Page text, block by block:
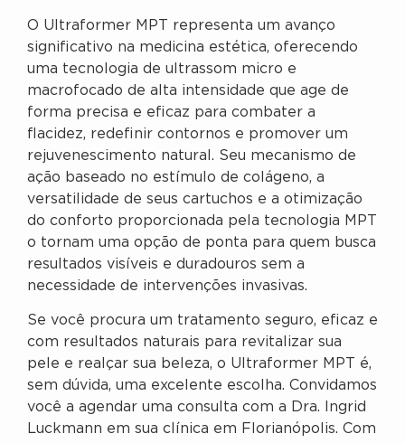
O Ultraformer MPT representa um avanço
significativo na medicina estética, oferecendo
uma tecnologia de ultrassom micro e
macrofocado de alta intensidade que age de
forma precisa e eficaz para combater a
flacidez, redefinir contornos e promover um
rejuvenescimento natural. Seu mecanismo de
ação baseado no estímulo de colágeno, a
versatilidade de seus cartuchos e a otimização
do conforto proporcionada pela tecnologia MPT
o tornam uma opção de ponta para quem busca
resultados visíveis e duradouros sem a
necessidade de intervenções invasivas.
Se você procura um tratamento seguro, eficaz e
com resultados naturais para revitalizar sua
pele e realçar sua beleza, o Ultraformer MPT é,
sem dúvida, uma excelente escolha. Convidamos
você a agendar uma consulta com a Dra. Ingrid
Luckmann em sua clínica em Florianópolis. Com